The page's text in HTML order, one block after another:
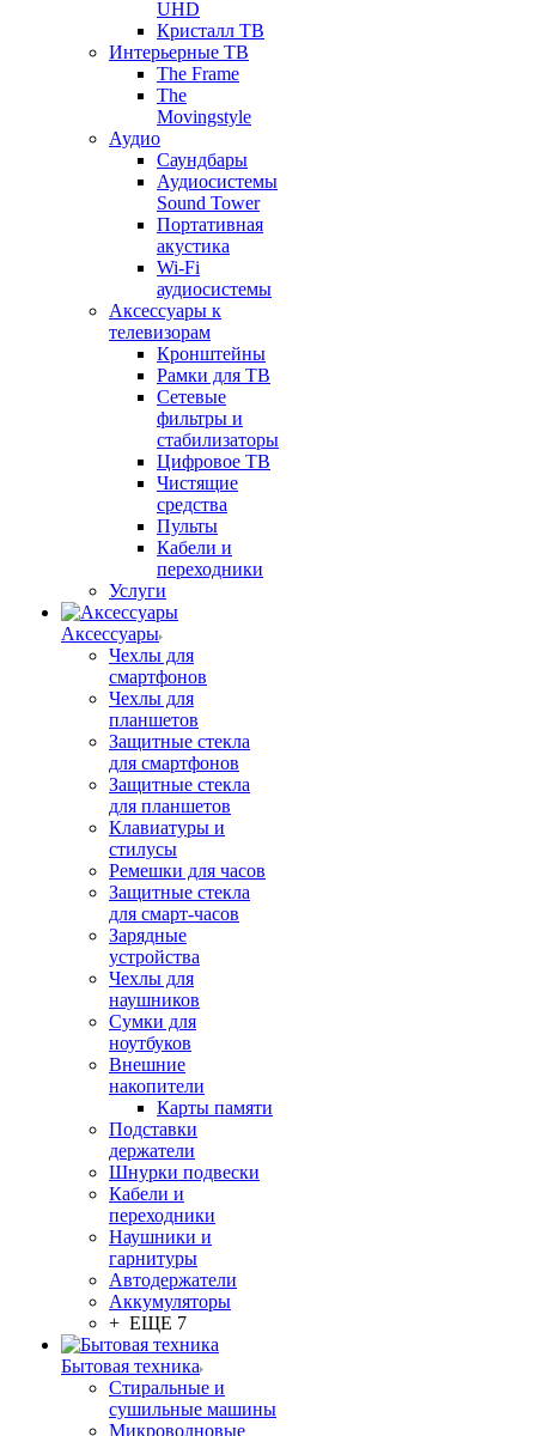
UHD
Кристалл ТВ
Интерьерные ТВ
The Frame
The
Movingstyle
Аудио
Саундбары
Аудиосистемы
Sound Tower
Портативная
акустика
Wi-Fi
аудиосистемы
Аксессуары к
телевизорам
Кронштейны
Рамки для ТВ
Сетевые
фильтры и
стабилизаторы
Цифровое ТВ
Чистящие
средства
Пульты
Кабели и
переходники
Услуги
Аксессуары
Чехлы для
смартфонов
Чехлы для
планшетов
Защитные стекла
для смартфонов
Защитные стекла
для планшетов
Клавиатуры и
стилусы
Ремешки для часов
Защитные стекла
для смарт-часов
Зарядные
устройства
Чехлы для
наушников
Сумки для
ноутбуков
Внешние
накопители
Карты памяти
Подставки
держатели
Шнурки подвески
Кабели и
переходники
Наушники и
гарнитуры
Автодержатели
Аккумуляторы
+ ЕЩЕ 7
Бытовая техника
Стиральные и
сушильные машины
Микроволновые